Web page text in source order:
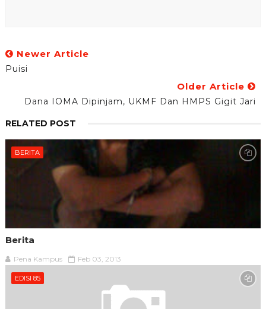
Newer Article
Puisi
Older Article
Dana IOMA Dipinjam, UKMF Dan HMPS Gigit Jari
RELATED POST
BERITA
Berita
Pena Kampus Feb 03, 2013
EDISI 85